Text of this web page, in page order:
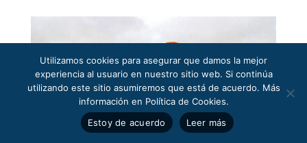
Utilizamos cookies para asegurar que damos la mejor
experiencia al usuario en nuestro sitio web. Si continúa
utilizando este sitio asumiremos que está de acuerdo. Más
información en Política de Cookies.
Estoy de acuerdo
Leer más